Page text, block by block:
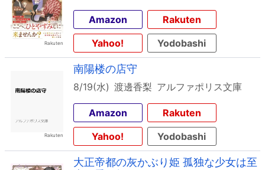
Amazon
Rakuten
Yahoo!
Yodobashi
南陽楼の店守
8/19(水) 渡邊香梨 アルファポリス文庫
Amazon
Rakuten
Yahoo!
Yodobashi
大正帝都の灰かぶり姫 孤独な少女は至